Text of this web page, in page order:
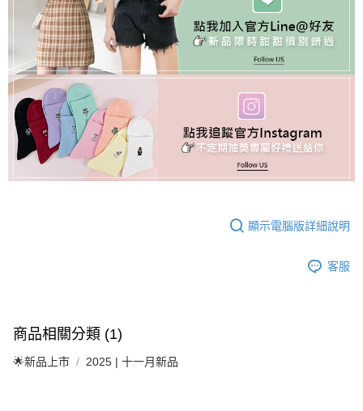
顯示電腦版詳細說明
客服
商品相關分類 (1)
🌟新品上市 2025 | 十一月新品